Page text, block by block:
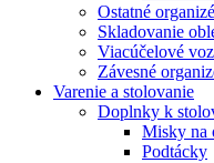
Ostatné
Skladovanie
Viacúčelové
Závesné
Varenie a stolovanie
Doplnky k
Misky na
Podtácky